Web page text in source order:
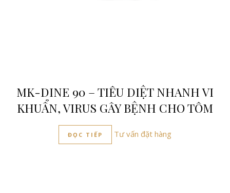
MK-DINE 90 – TIÊU DIỆT NHANH VI
KHUẨN, VIRUS GÂY BỆNH CHO TÔM
ĐỌC TIẾP Tư vấn đặt hàng